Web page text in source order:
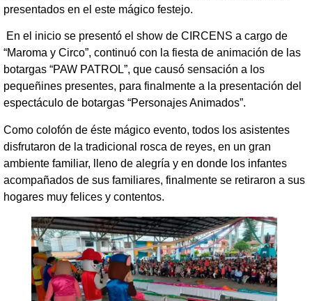
presentados en el este mágico festejo.
En el inicio se presentó el show de CIRCENS a cargo de
“Maroma y Circo”, continuó con la fiesta de animación de las
botargas “PAW PATROL”, que causó sensación a los
pequeñines presentes, para finalmente a la presentación del
espectáculo de botargas “Personajes Animados”.
Como colofón de éste mágico evento, todos los asistentes
disfrutaron de la tradicional rosca de reyes, en un gran
ambiente familiar, lleno de alegría y en donde los infantes
acompañados de sus familiares, finalmente se retiraron a sus
hogares muy felices y contentos.